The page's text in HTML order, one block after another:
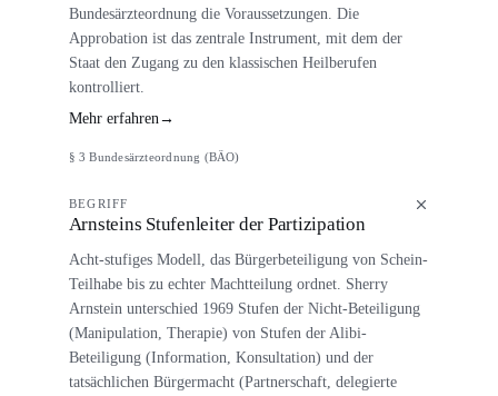
Bundesärzteordnung die Voraussetzungen. Die
Approbation ist das zentrale Instrument, mit dem der
Staat den Zugang zu den klassischen Heilberufen
kontrolliert.
Mehr erfahren→
§ 3 Bundesärzteordnung (BÄO)
BEGRIFF
Arnsteins Stufenleiter der Partizipation
Acht-stufiges Modell, das Bürgerbeteiligung von Schein-
Teilhabe bis zu echter Machtteilung ordnet. Sherry
Arnstein unterschied 1969 Stufen der Nicht-Beteiligung
(Manipulation, Therapie) von Stufen der Alibi-
Beteiligung (Information, Konsultation) und der
tatsächlichen Bürgermacht (Partnerschaft, delegierte